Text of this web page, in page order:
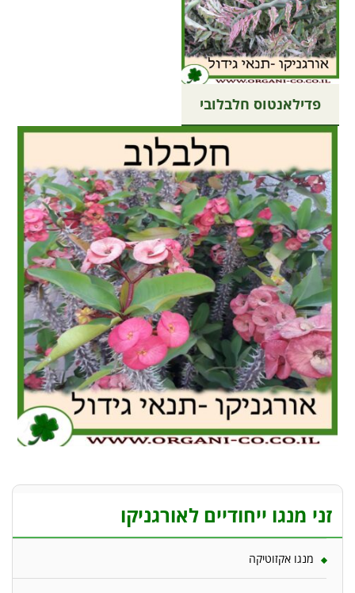
פדילאנטוס חלבלובי
זני מנגו ייחודיים לאורגניקו
מנגו אקזוטיקה